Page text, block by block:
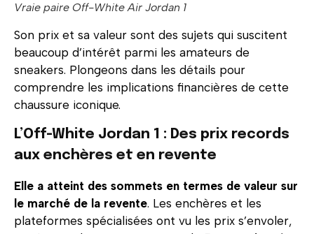
Vraie paire Off-White Air Jordan 1
Son prix et sa valeur sont des sujets qui suscitent
beaucoup d’intérêt parmi les amateurs de
sneakers. Plongeons dans les détails pour
comprendre les implications financières de cette
chaussure iconique.
L’Off-White Jordan 1 : Des prix records
aux enchères et en revente
Elle a atteint des sommets en termes de valeur sur
le marché de la revente. Les enchères et les
plateformes spécialisées ont vu les prix s’envoler,